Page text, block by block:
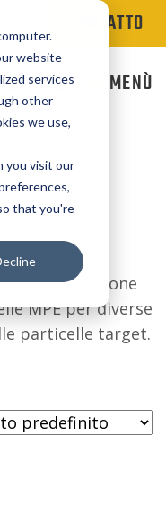
website
services
other
we use,
you visit our
that you're
CONTATTO
MENÙ
per la riduzione
MPE per diverse
particelle target.